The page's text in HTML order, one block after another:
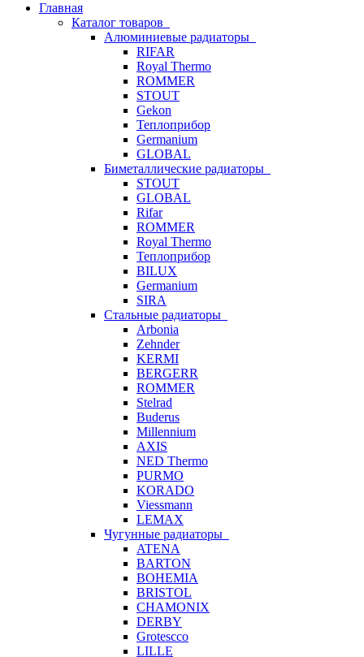
Главная
Каталог товаров
Алюминиевые радиаторы
RIFAR
Royal Thermo
ROMMER
STOUT
Gekon
Теплоприбор
Germanium
GLOBAL
Биметаллические радиаторы
STOUT
GLOBAL
Rifar
ROMMER
Royal Thermo
Теплоприбор
BILUX
Germanium
SIRA
Стальные радиаторы
Arbonia
Zehnder
KERMI
BERGERR
ROMMER
Stelrad
Buderus
Millennium
AXIS
NED Thermo
PURMO
KORADO
Viessmann
LEMAX
Чугунные радиаторы
ATENA
BARTON
BOHEMIA
BRISTOL
CHAMONIX
DERBY
Grotescco
LILLE